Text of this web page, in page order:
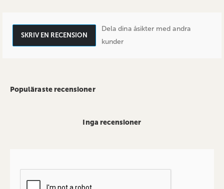
SKRIV EN RECENSION
Dela dina åsikter med andra
kunder
Populäraste recensioner
Inga recensioner